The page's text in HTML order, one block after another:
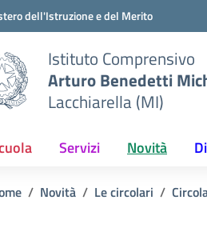
dell'Istruzione e del Merito
Istituto Comprensivo
Arturo Benedetti
Lacchiarella (MI)
Servizi Novità
Novità Le circolari